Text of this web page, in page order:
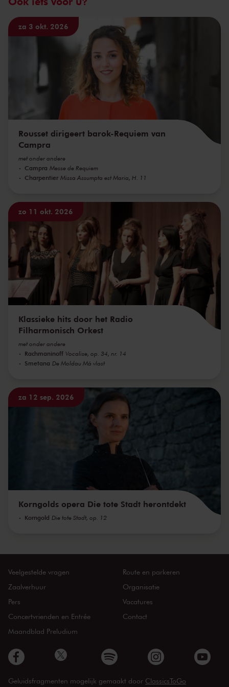
za 3 okt. 2026
Rousset dirigeert barok-Requiem van
Campra
met onder andere
Campra Messe de Requiem
Charpentier Missa Assumpta est Maria, H. 11
zo 11 okt. 2026
Klassieke hits door het Radio
Filharmonisch Orkest
met onder andere
Rachmaninoff Vocalise, op. 34, nr. 14
Smetana De Moldau Má vlast
za 12 sep. 2026
Korngolds opera Die tote Stadt herontdekt
Korngold Die tote Stadt, op. 12
Veelgestelde vragen
Zaalverhuur
Pers
Concertvrienden en Entrée
Maandblad Preludium
Route en parkeren
Organisatie
Vacatures
Contact
Geluidsfragmenten mogelijk gemaakt door ClassicsToGo